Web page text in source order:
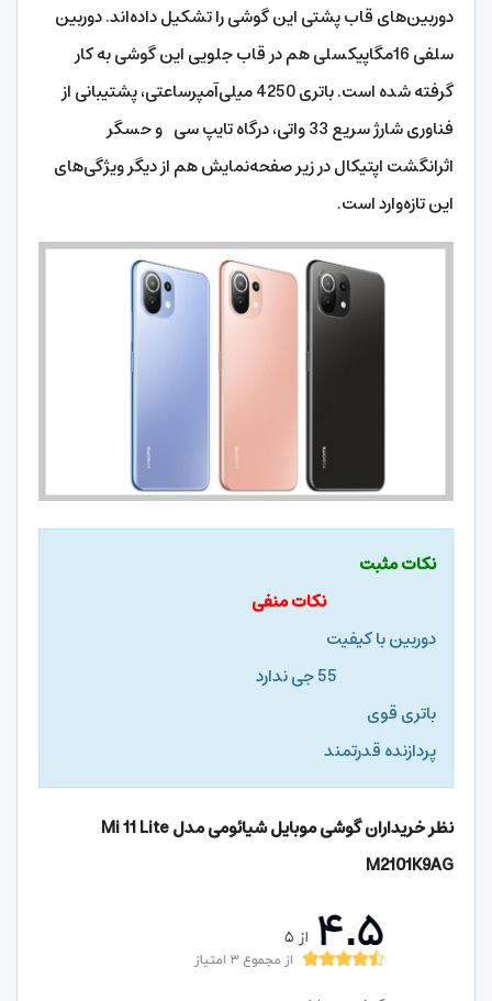
دوربین‌های قاب پشتی این گوشی را تشکیل داده‌اند. دوربین
سلفی 16مگاپیکسلی هم در قاب جلویی این گوشی به کار
گرفته شده است. باتری 4250 میلی‌آمپرساعتی، پشتیبانی از
فناوری شارژ سریع 33 واتی، درگاه تایپ سی و حسگر
اثرانگشت اپتیکال در زیر صفحه‌نمایش هم از دیگر ویژگی‌های
این تازه‌وارد است.
نکات مثبت
نکات منفی
دوربین با کیفیت
باتری قوی
پردازنده قدرتمند
نظر خریداران گوشی موبایل شیائومی مدلMi 11 Lite
M2101K9AG